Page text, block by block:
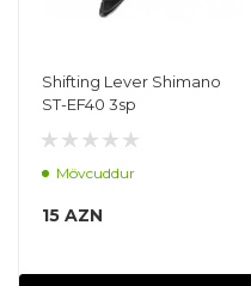
Shifting Lever Shimano
ST-EF40 3sp
Mövcuddur
15 AZN